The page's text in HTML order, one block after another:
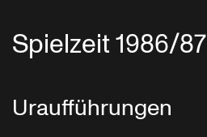
Spielzeit 1986/87
Uraufführungen